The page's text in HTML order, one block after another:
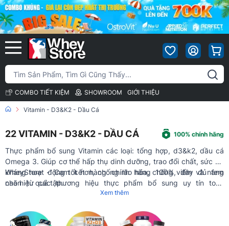
COMBO TIẾT KIỆM SHOWROOM GIỚI THIỆU
Vitamin - D3&K2 - Dầu Cá
22VITAMIN - D3&K2 - DẦU CÁ 100% chính hãng
Thực phẩm bổ sung Vitamin các loại: tổng hợp, d3&k2, dầu cá
Omega 3. Giúp cơ thể hấp thụ dinh dưỡng, trao đổi chất, sức đề
kháng hoạt động tốt hơn, chống lão hóa, chống viêm và nâng
cao hiệu quả tập.
WheyStore - Cam kết hàng chính hãng 100%, đầy đủ tem
nhãn từ các thương hiệu thực phẩm bổ sung uy tín toàn
cầu, nhiều chương trình ưu đãi quà tặng hấp dẫn, giá tốt nhất
Xem thêm